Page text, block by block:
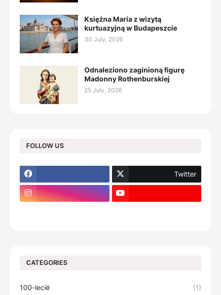
Księżna Maria z wizytą
kurtuazyjną w Budapeszcie
30 July, 2026
Odnaleziono zaginioną figurę
Madonny Rothenburskiej
25 July, 2026
FOLLOW US
Twitter
CATEGORIES
100-lecië (1)